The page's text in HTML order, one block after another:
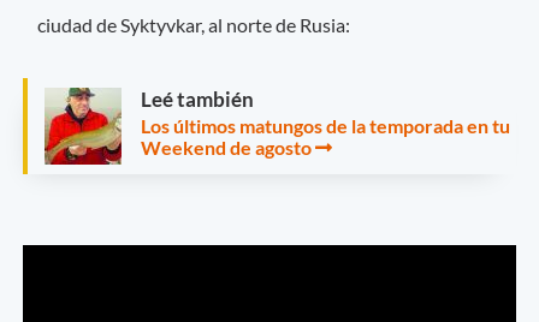
ciudad de Syktyvkar, al norte de Rusia:
Leé también
Los últimos matungos de la temporada en tu
Weekend de agosto